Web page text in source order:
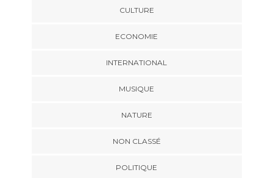
CULTURE
ECONOMIE
INTERNATIONAL
MUSIQUE
NATURE
NON CLASSÉ
POLITIQUE